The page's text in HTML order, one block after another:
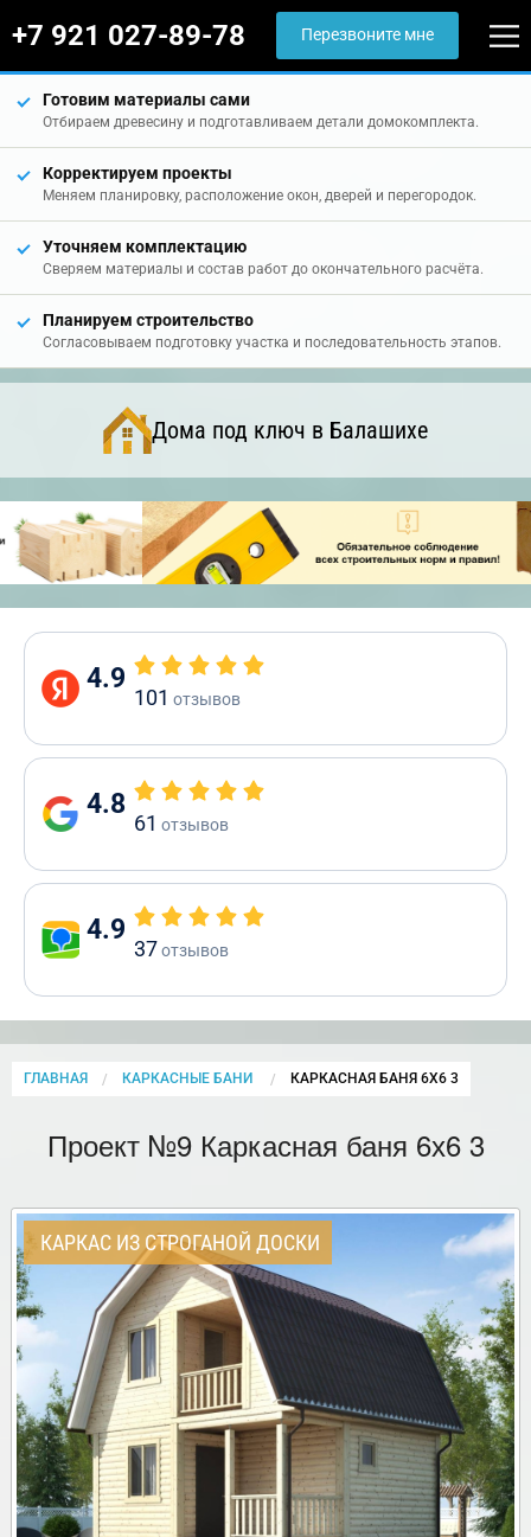
+7 921 027-89-78 Перезвоните мне
Готовим материалы сами
Отбираем древесину и подготавливаем детали домокомплекта.
Корректируем проекты
Меняем планировку, расположение окон, дверей и перегородок.
Уточняем комплектацию
Сверяем материалы и состав работ до окончательного расчёта.
Планируем строительство
Согласовываем подготовку участка и последовательность этапов.
Дома под ключ в Балашихе
4.9
101 отзывов
4.8
61 отзывов
4.9
37отзывов
ГЛАВНАЯ КАРКАСНЫЕ БАНИ CURRENT:
КАРКАСНАЯ БАНЯ 6Х6 3
Проект №9 Каркасная баня 6х6 3
КАРКАС ИЗ СТРОГАНОЙ ДОСКИ